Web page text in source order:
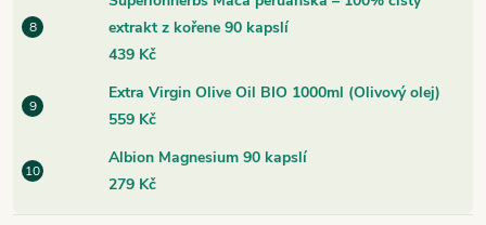
extrakt z kořene 90 kapslí
439 Kč
Extra Virgin Olive Oil BIO 1000ml (Olivový olej)
559 Kč
Albion Magnesium 90 kapslí
279 Kč